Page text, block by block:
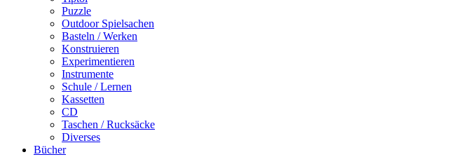
Puzzle
Outdoor Spielsachen
Basteln / Werken
Konstruieren
Experimentieren
Instrumente
Schule / Lernen
Kassetten
CD
Taschen / Rucksäcke
Diverses
Bücher